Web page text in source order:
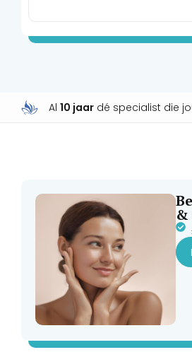
Al 10 jaardé specialist die
&